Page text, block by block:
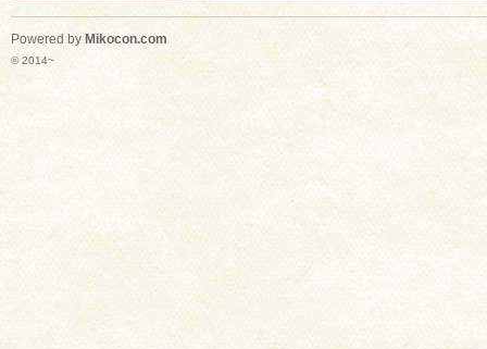
Powered by Mikocon.com
© 2014~